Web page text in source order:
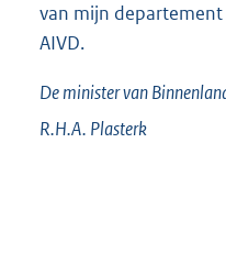
van mijn departement
AIVD.
De minister van
R.H.A. Plasterk